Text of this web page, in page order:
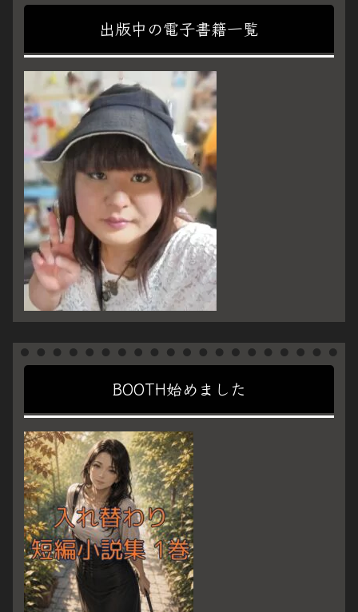
出版中の電子書籍一覧
BOOTH始めました